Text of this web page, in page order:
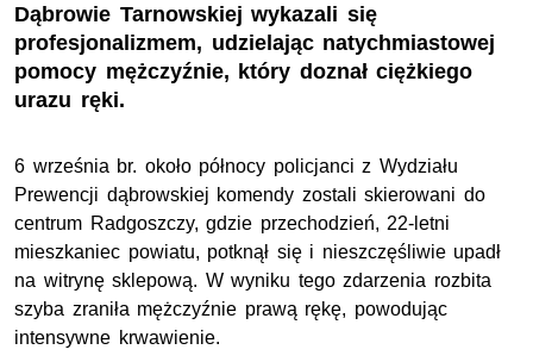
Dąbrowie Tarnowskiej wykazali się
profesjonalizmem, udzielając natychmiastowej
pomocy mężczyźnie, który doznał ciężkiego
urazu ręki.
6 września br. około północy policjanci z Wydziału
Prewencji dąbrowskiej komendy zostali skierowani do
centrum Radgoszczy, gdzie przechodzień, 22-letni
mieszkaniec powiatu, potknął się i nieszczęśliwie upadł
na witrynę sklepową. W wyniku tego zdarzenia rozbita
szyba zraniła mężczyźnie prawą rękę, powodując
intensywne krwawienie.